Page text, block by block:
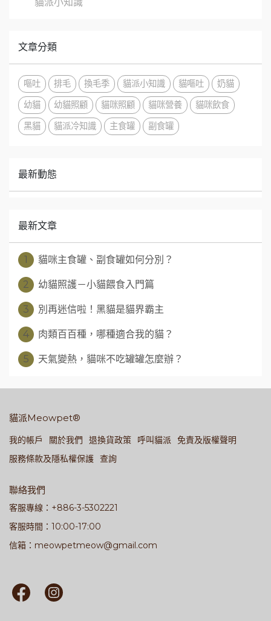
文章分類
嘔吐 排毛 換毛季 貓派小知識 貓嘔吐
奶貓
幼貓
幼貓照顧 貓咪照顧 貓咪營養
貓咪飲食
黑貓
貓派冷知識 主食罐 副食罐
最新動態
最新文章
1 貓咪主食罐、副食罐如何分別？
2 幼貓照護－小貓餵食入門篇
3 別再迷信啦！黑貓是貓界霸主
4 肉類百百種，哪種適合我的貓？
5 天氣變熱，貓咪不吃罐罐怎麼辦？
貓派Meowpet®
我的帳戶 關於我們 退換貨政策 呼叫貓派 免責及版權聲明
服務條款及隱私權保護 查詢
聯絡我們
客服專線：+886-3-5302221
客服時間：10:00-17:00
信箱：meowpetmeow@gmail.com